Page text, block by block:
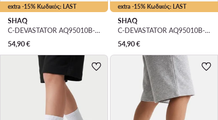
extra -15% Κωδικός: LAST
SHAQ
C-DEVASTATOR AQ95010B-BDW · Μπασκετικά Παπούτσια
54,90€
extra -15% Κωδικός: LAST
SHAQ
C-DEVASTATOR AQ95010B-V · Μπασκετικά Παπούτσια
54,90€